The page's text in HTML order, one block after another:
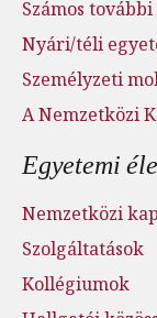
Számos
Nyári/téli
Személyzeti
A Nemzetközi
Egyetemi
Nemzetközi
Szolgáltatások
Kollégiumok